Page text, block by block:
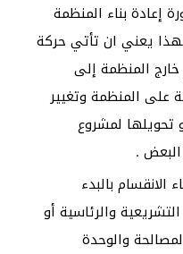
إعادة بناء المنظمة
يعني ان تأتي حركة
المنظمة إلى
على المنظمة وتغيير
تحويلها لمشروع
.
بالبدء
والرئاسية أو
والوحدة